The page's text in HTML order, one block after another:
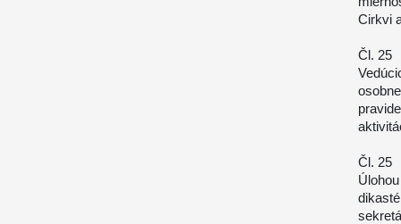
Cirkvi
Čl. 25
Čl. 25